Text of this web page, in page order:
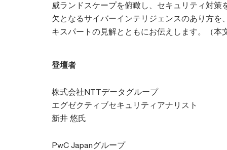
威ランドスケープを俯瞰し、セキュリティ対策
欠となるサイバーインテリジェンスのあり方を
キスパートの見解とともにお伝えします。（本
登壇者
株式会社NTTデータグループ
エグゼクティブセキュリティアナリスト
新井 悠氏
PwC Japanグループ